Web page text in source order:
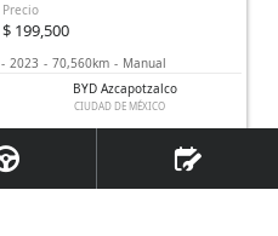
Precio
$ 199,500
- 2023 - 70,560km - Manual
BYD Azcapotzalco
CIUDAD DE MÉXICO
2023 Nissan
X-Trail E-Power